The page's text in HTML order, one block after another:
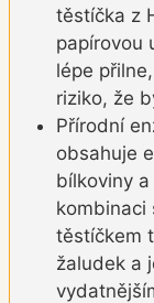
těstíčka z
papírovou
lépe
riziko, že
Přírodní
obsahuje
bílkoviny
kombinaci
těstíčkem
žaludek a